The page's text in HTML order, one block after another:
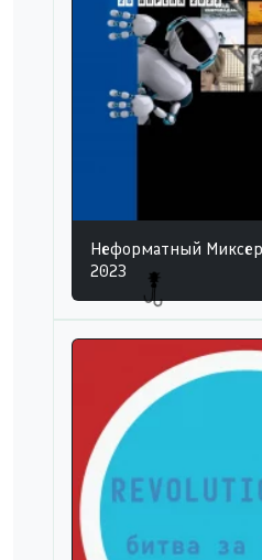
Неформатный
2023